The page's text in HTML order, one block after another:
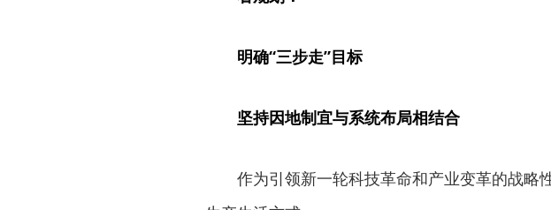
明确“三步走”目标
坚持因地制宜与系统布局相结合
作为引领新一轮科技革命和产业变革的战略